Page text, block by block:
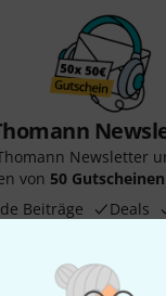
Newsletter
von 50 Gutscheinen
Beiträge
Deals